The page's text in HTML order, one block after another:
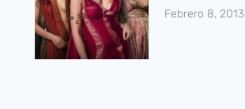
Febrero 8, 2013